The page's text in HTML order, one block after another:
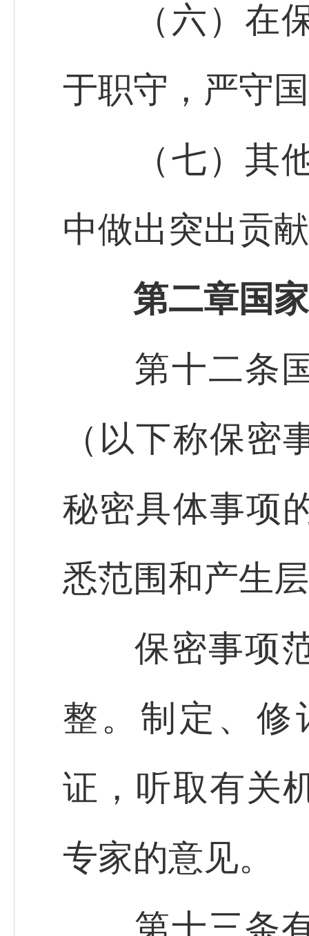
（六）在保
于职守，严守
（七）其他
中做出突出贡
第二章国
第十二条国
（以下称保密
秘密具体事项
悉范围和产生
保密事项范
整。制定、修
证，听取有关
专家的意见。
第十三条有